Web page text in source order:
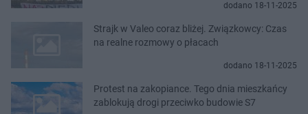
dodano 18-11-2025
Strajk w Valeo coraz bliżej. Związkowcy: Czas
na realne rozmowy o płacach
dodano 18-11-2025
Protest na zakopiance. Tego dnia mieszkańcy
zablokują drogi przeciwko budowie S7